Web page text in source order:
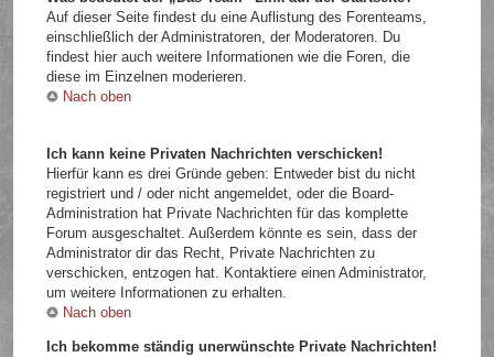
Auf dieser Seite findest du eine Auflistung des Forenteams,
einschließlich der Administratoren, der Moderatoren. Du
findest hier auch weitere Informationen wie die Foren, die
diese im Einzelnen moderieren.
Nach oben
Ich kann keine Privaten Nachrichten verschicken!
Hierfür kann es drei Gründe geben: Entweder bist du nicht
registriert und / oder nicht angemeldet, oder die Board-
Administration hat Private Nachrichten für das komplette
Forum ausgeschaltet. Außerdem könnte es sein, dass der
Administrator dir das Recht, Private Nachrichten zu
verschicken, entzogen hat. Kontaktiere einen Administrator,
um weitere Informationen zu erhalten.
Nach oben
Ich bekomme ständig unerwünschte Private Nachrichten!